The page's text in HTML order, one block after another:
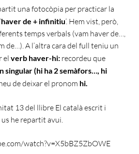
una fotocòpia per practicar la
haver de + infinitiu‘. Hem vist, però,
temps verbals (vam haver de…,
de…). A l’altra cara del full teniu un
el verb haver-hi: recordeu que
singular (hi ha 2 semàfors…, hi
de deixar el pronom hi.
13 del llibre El català escrit i
he repartit avui.
watch?v=X5bBZ5ZbOWE